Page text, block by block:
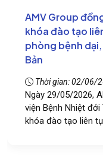
AMV Group
khóa đào tạo
phòng bệnh dại,
Bản
Thời gian: 02/06/
Ngày 29/05/2026,
viện Bệnh Nhiệt
khóa đào tạo liên